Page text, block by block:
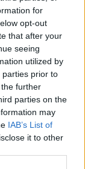
for
opt-out
that after your
seeing
utilized by
parties prior to
further
parties on the
may
IAB’s List of
it to other
el